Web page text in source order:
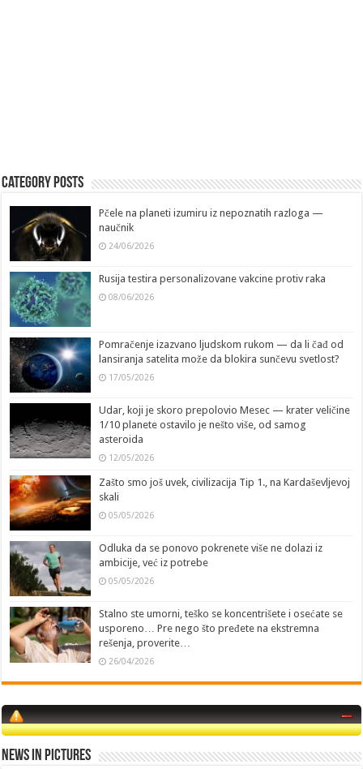
Category Posts
Pčele na planeti izumiru iz nepoznatih razloga —
naučnik
24/06/2026
Rusija testira personalizovane vakcine protiv raka
08/06/2026
Pomračenje izazvano ljudskom rukom — da li čađ od
lansiranja satelita može da blokira sunčevu svetlost?
17/05/2026
Udar, koji je skoro prepolovio Mesec — krater veličine
1/10 planete ostavilo je nešto više, od samog
asteroida
12/05/2026
Zašto smo još uvek, civilizacija Tip 1., na Kardaševljevoj
skali
05/05/2026
Odluka da se ponovo pokrenete više ne dolazi iz
ambicije, već iz potrebe
05/05/2026
Stalno ste umorni, teško se koncentrišete i osećate se
usporeno… Pre nego što pređete na ekstremna
rešenja, proverite…
26/04/2026
News in Pictures